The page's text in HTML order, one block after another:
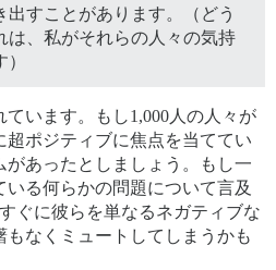
出すことがあります。（どう
は、私がそれらの人々の気持
います。もし1,000人の人々が
ポジティブに焦点を当ててい
があったとしましょう。もし一
いる何らかの問題について言及
ぐに彼らを単なるネガティブな
なくミュートしてしまうかも